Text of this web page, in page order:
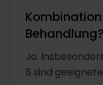
Behandlung?
Ja.
8 sind